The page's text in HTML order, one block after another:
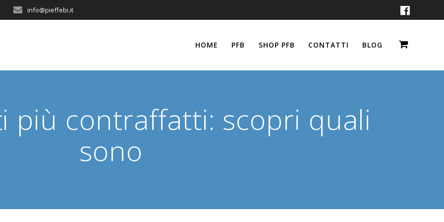
info@pieffebi.it
HOME PFB SHOP PFB CONTATTI BLOG
più contraffatti: scopri quali
sono